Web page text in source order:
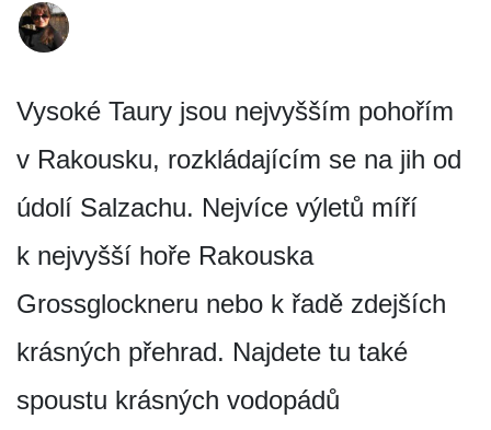
Vysoké Taury jsou nejvyšším pohořím
v Rakousku, rozkládajícím se na jih od
údolí Salzachu. Nejvíce výletů míří
k nejvyšší hoře Rakouska
Grossglockneru nebo k řadě zdejších
krásných přehrad. Najdete tu také
spoustu krásných vodopádů